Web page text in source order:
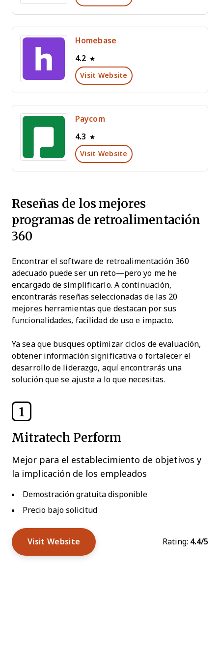
Homebase
4.2
Visit Website
Paycom
4.3
Visit Website
Reseñas de los mejores
programas de retroalimentación
360
Encontrar el software de retroalimentación 360
adecuado puede ser un reto—pero yo me he
encargado de simplificarlo. A continuación,
encontrarás reseñas seleccionadas de las 20
mejores herramientas que destacan por sus
funcionalidades, facilidad de uso e impacto.
Ya sea que busques optimizar ciclos de evaluación,
obtener información significativa o fortalecer el
desarrollo de liderazgo, aquí encontrarás una
solución que se ajuste a lo que necesitas.
1
Mitratech Perform
Mejor para el establecimiento de objetivos y
la implicación de los empleados
Demostración gratuita disponible
Precio bajo solicitud
Visit Website Rating: 4.4/5